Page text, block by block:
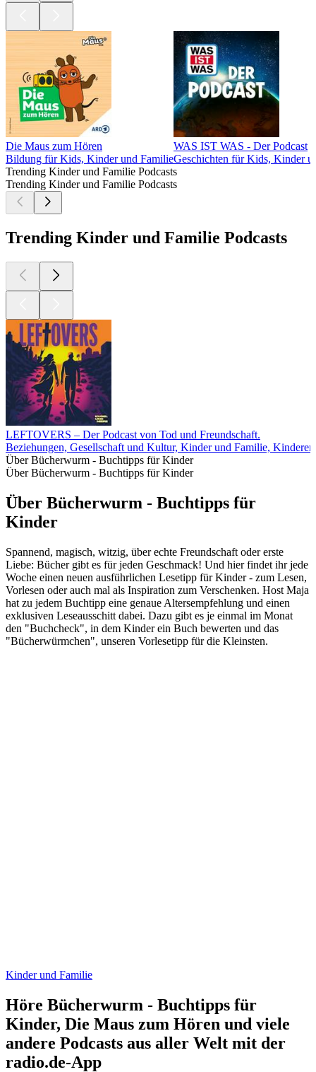
Die Maus zum Hören
Bildung für Kids, Kinder und Familie
WAS IST WAS - Der Podcast
Geschichten für Kids, Kinder
Trending Kinder und Familie Podcasts
Trending Kinder und Familie Podcasts
Trending Kinder und Familie Podcasts
LEFTOVERS – Der Podcast von Tod und Freundschaft.
Beziehungen, Gesellschaft und Kultur, Kinder und Familie,
Über Bücherwurm - Buchtipps für Kinder
Über Bücherwurm - Buchtipps für Kinder
Über Bücherwurm - Buchtipps für
Kinder
Spannend, magisch, witzig, über echte Freundschaft oder erste
Liebe: Bücher gibt es für jeden Geschmack! Und hier findet ihr jede
Woche einen neuen ausführlichen Lesetipp für Kinder - zum Lesen,
Vorlesen oder auch mal als Inspiration zum Verschenken. Host Maja
hat zu jedem Buchtipp eine genaue Altersempfehlung und einen
exklusiven Leseausschitt dabei. Dazu gibt es je einmal im Monat
den "Buchcheck", in dem Kinder ein Buch bewerten und das
"Bücherwürmchen", unseren Vorlesetipp für die Kleinsten.
Kinder und Familie
Höre Bücherwurm - Buchtipps für
Kinder, Die Maus zum Hören und viele
andere Podcasts aus aller Welt mit der
radio.de-App